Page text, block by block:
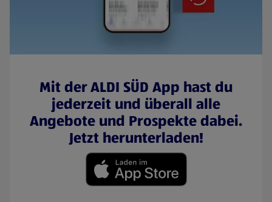
Mit der ALDI SÜD App hast du
jederzeit und überall alle
Angebote und Prospekte dabei.
Jetzt herunterladen!